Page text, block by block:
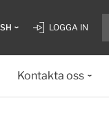
LOGGA IN
Kontakta oss